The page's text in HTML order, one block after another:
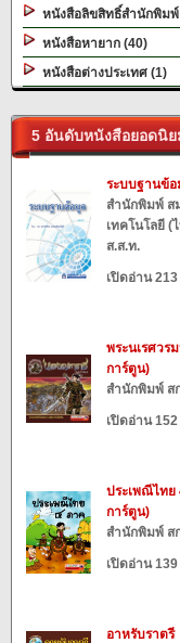
หนังสือลิขสิทธิ์สำนักพิมพ์
หนังสือหายาก (40)
หนังสือต่างประเทศ (1)
5 อันดับหนังสือยอดนิย
ระบบฐานข้อ
สำนักพิมพ์ ส
เทคโนโลยี
ส.ส.ท.
เปิดอ่าน 213
พระนเรศวร
การ์ตูน)
สำนักพิมพ์ ส
เปิดอ่าน 152
ประเพณีไท
การ์ตูน)
สำนักพิมพ์ ส
เปิดอ่าน 139
อาหรับราตรี